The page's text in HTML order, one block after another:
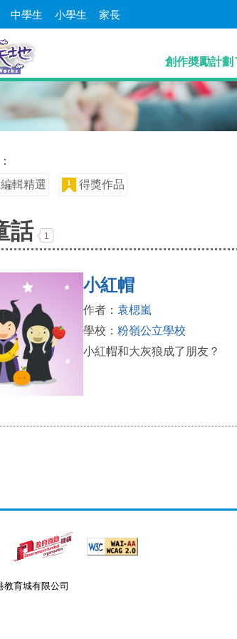
中學生 小學生 家長
創作奬勵計劃
編輯精選 得獎作品
話 1
小紅帽
作者： 袁楒嵐
學校： 粉嶺公立學校
小紅帽和大灰狼成了朋友？
育城有限公司